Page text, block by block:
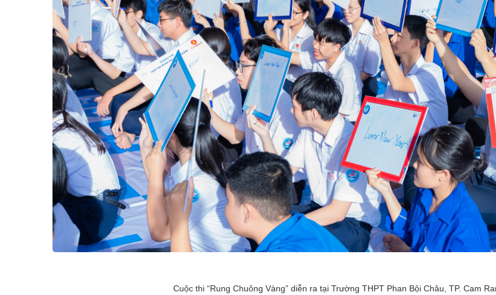
Cuộc thi “Rung Chuông Vàng” diễn ra tại Trường THPT Phan Bội Châu, TP. Cam